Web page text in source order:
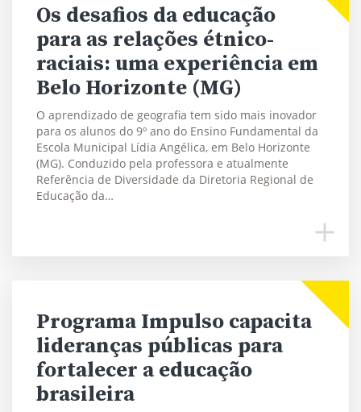
Os desafios da educação
para as relações étnico-
raciais: uma experiência em
Belo Horizonte (MG)
O aprendizado de geografia tem sido mais inovador
para os alunos do 9º ano do Ensino Fundamental da
Escola Municipal Lídia Angélica, em Belo Horizonte
(MG). Conduzido pela professora e atualmente
Referência de Diversidade da Diretoria Regional de
Educação da…
Programa Impulso capacita
lideranças públicas para
fortalecer a educação
brasileira